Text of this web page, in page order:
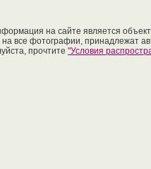
на сайте является
на все фотографии, принадлежат
прочтите "Условия